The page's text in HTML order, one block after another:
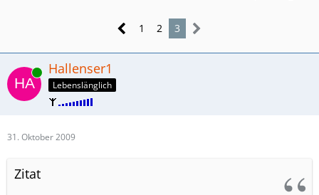
1 2 3
Online Hallenser1
Lebenslänglich
31. Oktober 2009
Zitat